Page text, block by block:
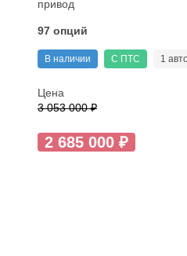
привод
97 опций
В наличии С ПТС 1
Цена
3 053 000 ₽
2 685 000 ₽